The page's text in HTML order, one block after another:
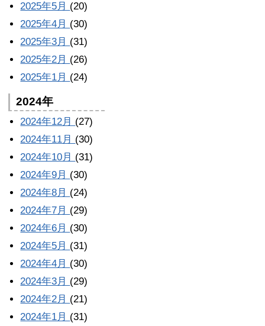
2025年5月 (20)
2025年4月 (30)
2025年3月 (31)
2025年2月 (26)
2025年1月 (24)
2024年
2024年12月 (27)
2024年11月 (30)
2024年10月 (31)
2024年9月 (30)
2024年8月 (24)
2024年7月 (29)
2024年6月 (30)
2024年5月 (31)
2024年4月 (30)
2024年3月 (29)
2024年2月 (21)
2024年1月 (31)